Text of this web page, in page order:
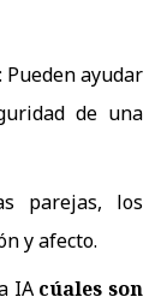
: Pueden ayudar
de una
parejas, los
y afecto.
IA cúales son